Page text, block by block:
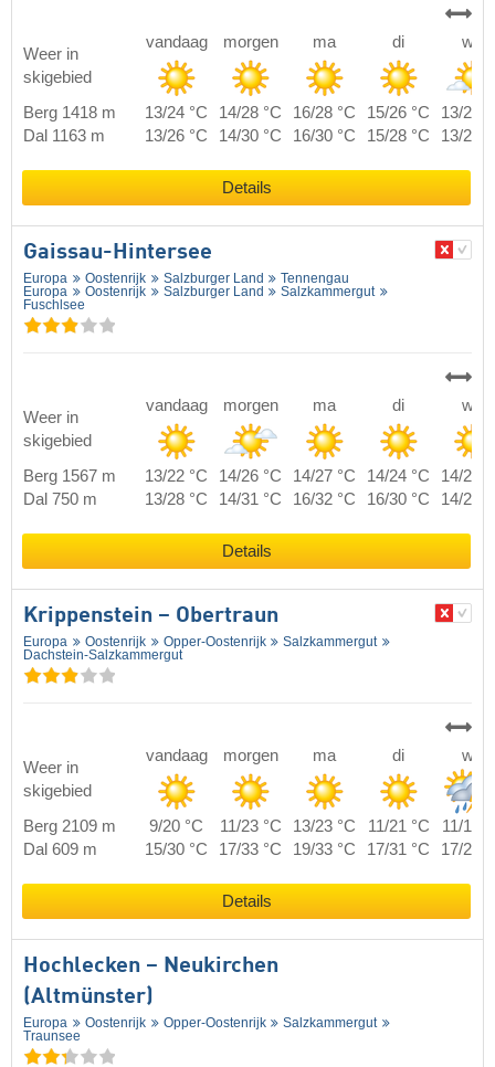
Weer in
skigebied
vandaag morgen ma di wo
Berg 1418 m 13/24 °C 14/28 °C 16/28 °C 15/26 °C
13/22
Dal 1163 m
13/26 °C 14/30 °C 16/30 °C 15/28 °C 13/24
Details
Gaissau-Hintersee
Europa Oostenrijk Salzburger Land
Tennengau
Europa
Oostenrijk Salzburger Land
Salzkammergut
Fuschlsee
Weer in
skigebied
vandaag morgen ma di wo
Berg 1567 m 13/22 °C 14/26 °C 14/27 °C 14/24 °C
14/21
Dal 750 m
13/28 °C 14/31 °C 16/32 °C 16/30 °C 14/27
Details
Krippenstein – Obertraun
Europa Oostenrijk Opper-Oostenrijk
Salzkammergut
Dachstein-Salzkammergut
Weer in
skigebied
vandaag morgen ma di wo
Berg 2109 m 9/20 °C 11/23 °C 13/23 °C 11/21 °C
11/18
Dal 609 m
15/30 °C 17/33 °C 19/33 °C 17/31 °C 17/28
Details
Hochlecken – Neukirchen
(Altmünster)
Europa Oostenrijk Opper-Oostenrijk
Salzkammergut
Traunsee